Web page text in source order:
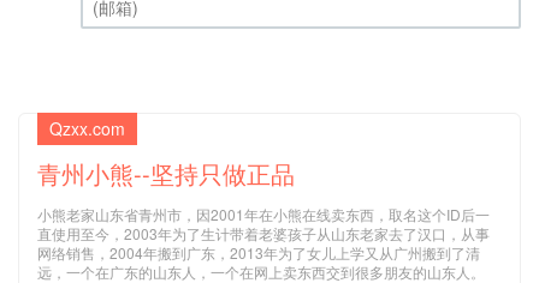
Qzxx.com
青州小熊--坚持只做正品
小熊老家山东省青州市，因2001年在小熊在线卖东西，取名这个ID后一
直使用至今，2003年为了生计带着老婆孩子从山东老家去了汉口，从事
网络销售，2004年搬到广东，2013年为了女儿上学又从广州搬到了清
远，一个在广东的山东人，一个在网上卖东西交到很多朋友的山东人。